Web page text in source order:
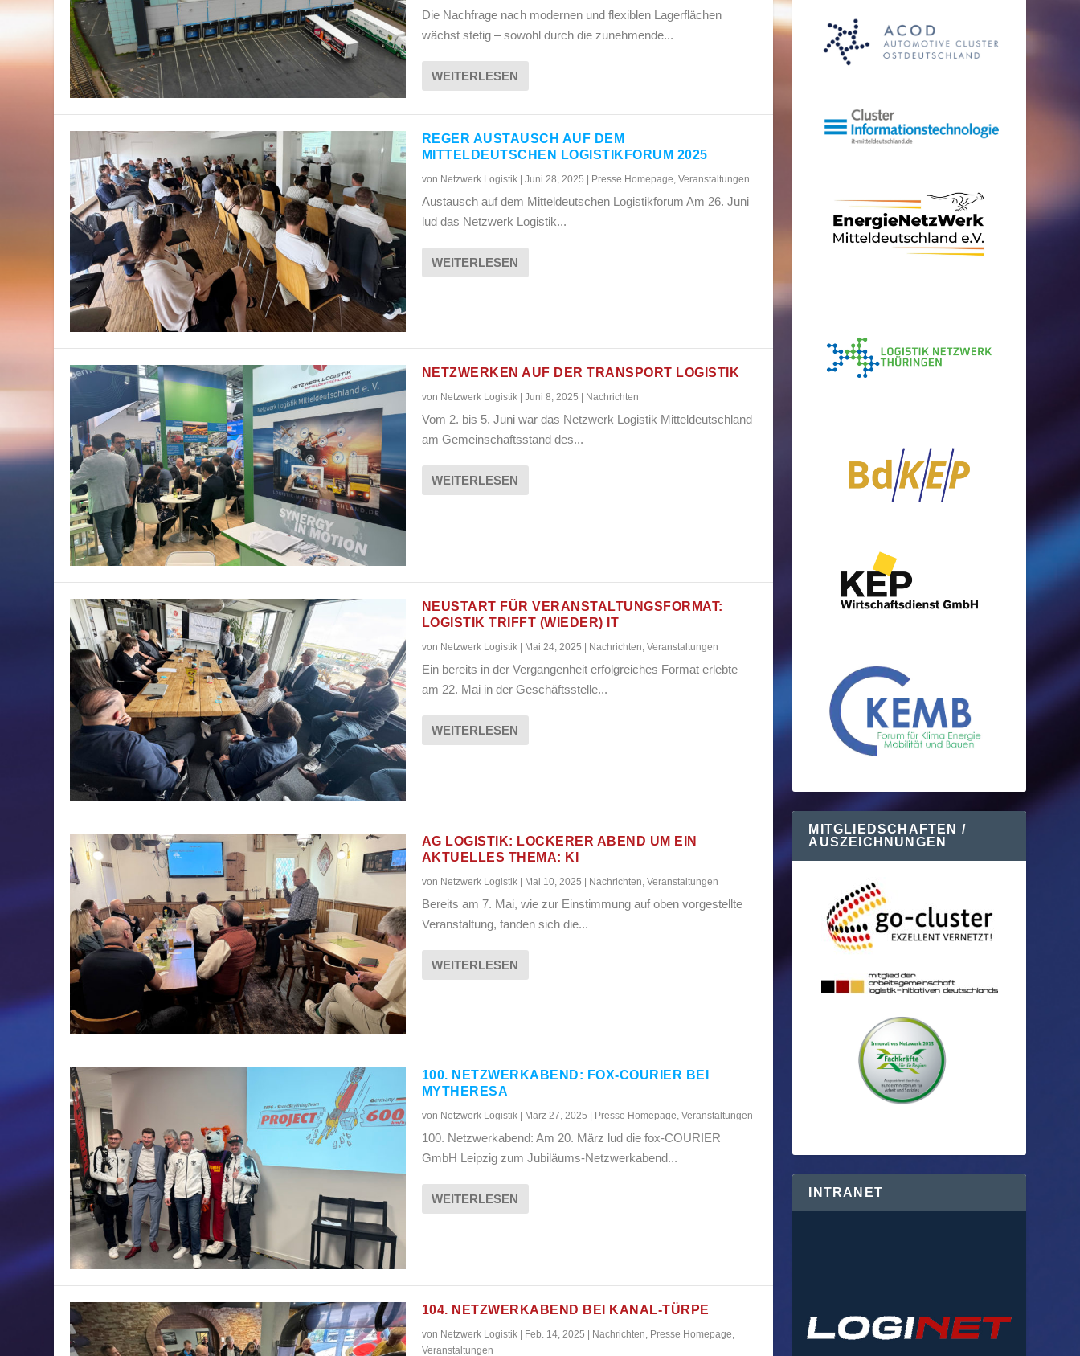
Die Nachfrage nach modernen und flexiblen Lagerflächen
wächst stetig – sowohl durch die zunehmende...
WEITERLESEN
REGER AUSTAUSCH AUF DEM
MITTELDEUTSCHEN LOGISTIKFORUM 2025
von Netzwerk Logistik| Juni 28, 2025 | Presse Homepage Veranstaltungen
Austausch auf dem Mitteldeutschen Logistikforum Am 26. Juni
lud das Netzwerk Logistik...
WEITERLESEN
NETZWERKEN AUF DER TRANSPORT LOGISTIK
von Netzwerk Logistik| Juni 8, 2025 Nachrichten
Vom 2. bis 5. Juni war das Netzwerk Logistik Mitteldeutschland
am Gemeinschaftsstand des...
WEITERLESEN
NEUSTART FÜR VERANSTALTUNGSFORMAT:
LOGISTIK TRIFFT (WIEDER) IT
von Netzwerk Logistik| Mai 24, 2025 Nachrichten, Veranstaltungen
Ein bereits in der Vergangenheit erfolgreiches Format erlebte
am 22. Mai in der Geschäftsstelle...
WEITERLESEN
AG LOGISTIK: LOCKERER ABEND UM EIN
AKTUELLES THEMA: KI
von Netzwerk Logistik| Mai 10, 2025 | Nachrichten Veranstaltungen
Bereits am 7. Mai, wie zur Einstimmung auf oben vorgestellte
Veranstaltung, fanden sich die...
WEITERLESEN
100. NETZWERKABEND: FOX-COURIER BEI
MYTHERESA
von Netzwerk Logistik| März 27, 2025 Presse Homepage, Veranstaltungen
100. Netzwerkabend: Am 20. März lud die fox-COURIER
GmbH Leipzig zum Jubiläums-Netzwerkabend...
WEITERLESEN
104. NETZWERKABEND BEI KANAL-TÜRPE
von Netzwerk Logistik| Feb. 14, 2025 | Nachrichten Presse Homepage
Veranstaltungen
MITGLIEDSCHAFTEN /
AUSZEICHNUNGEN
INTRANET